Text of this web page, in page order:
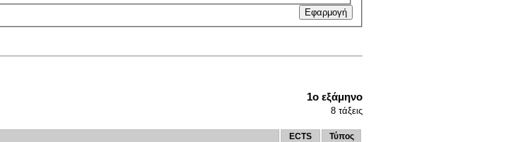
1ο εξάμηνο
8 τάξεις
ECTS
Τύπος